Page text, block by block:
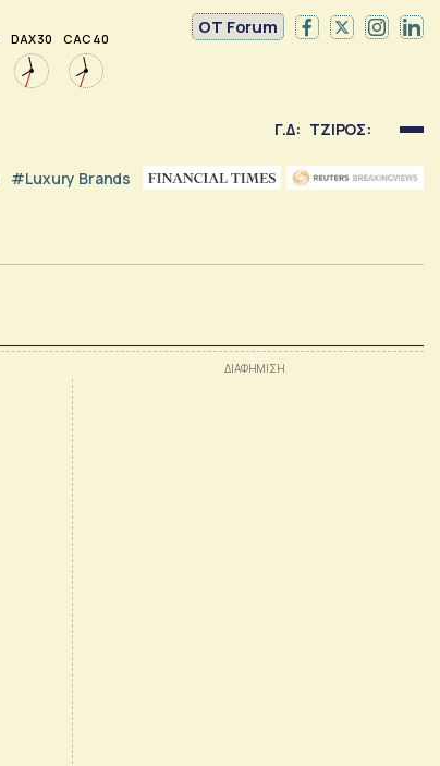
DAX 30 CAC 40
OT Forum
Γ.Δ: ΤΖΙΡΟΣ:
#luxury Brands